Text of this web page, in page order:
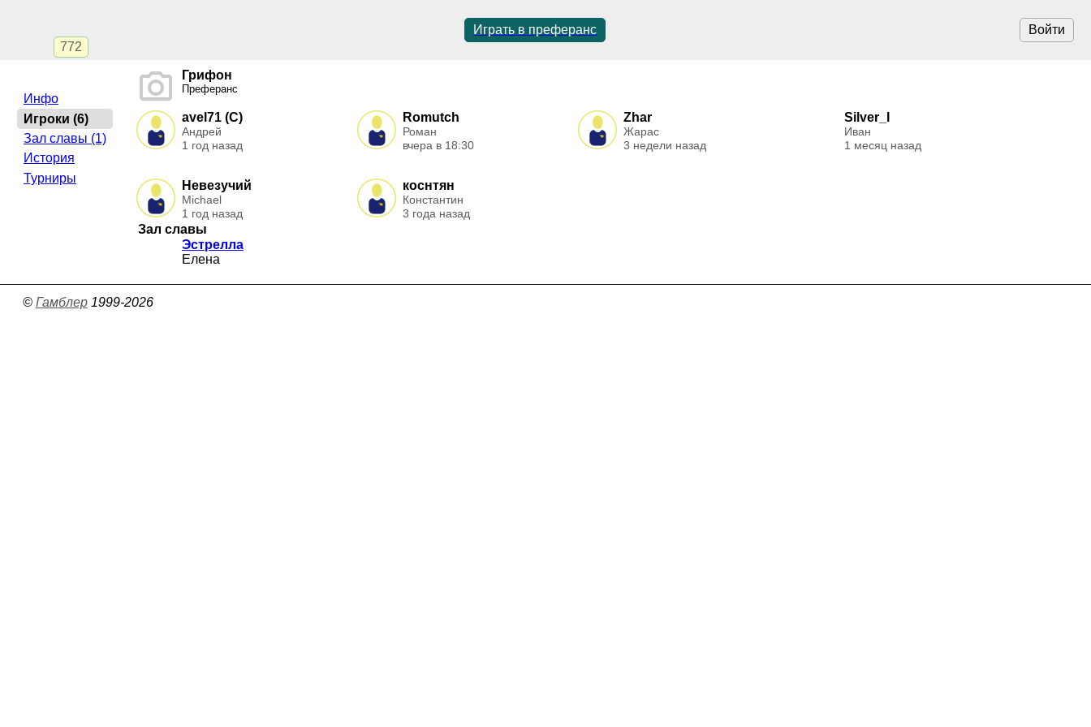
772
Войти
Играть в преферанс
Грифон
Преферанс
avel71 (C)
Андрей
1 год назад
Romutch
Роман
вчера в 18:30
Zhar
Жарас
3 недели назад
Silver_I
Иван
1 месяц назад
Невезучий
Michael
1 год назад
коснтян
Константин
3 года назад
Зал славы
Эстрелла
Елена
Инфо
Игроки (6)
Зал славы (1)
История
Турниры
© Гамблер1999-2026